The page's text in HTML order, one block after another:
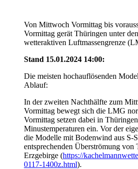
Von Mittwoch Vormittag bis
Vormittag gerät Thüringen unter
wetteraktiven Luftmassengrenze
Stand 15.01.2024 14:00:
Die meisten hochauflösenden
Ablauf:
In der zweiten Nachthälfte zum
Vormittag bewegt sich die LMG
Vormittag setzen dabei in
Minustemperaturen ein. Vor der
die Modelle mit Bodenwind aus S-
entsprechenden Überströmung von
Erzgebirge (https://
0117-1400z.html).